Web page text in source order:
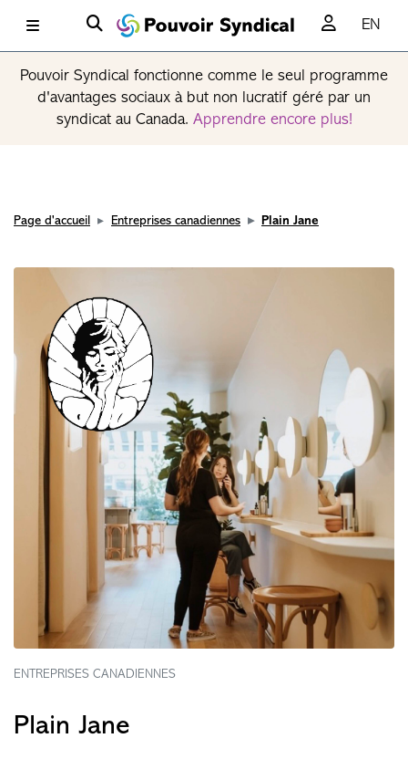
EN
Pouvoir Syndical fonctionne comme le seul programme
d'avantages sociaux à but non lucratif géré par un
syndicat au Canada. Apprendre encore plus!
Page d'accueil Entreprises canadiennes Plain Jane
ENTREPRISES CANADIENNES
Plain Jane